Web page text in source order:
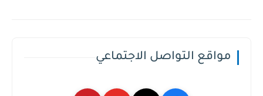
مواقع التواصل الاجتماعي